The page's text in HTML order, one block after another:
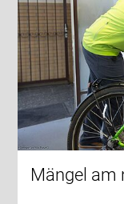
Mängel am